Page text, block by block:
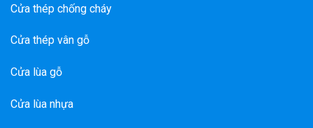
Cửa thép chống cháy
Cửa thép vân gỗ
Cửa lùa gỗ
Cửa lùa nhựa